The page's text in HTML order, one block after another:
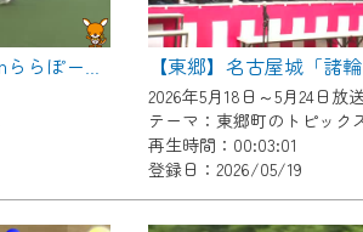
【東郷】ママカフェスタinららぽーと愛知東郷 【東郷】名古屋城「諸
2026年5月18日～5月24日放送
テーマ：東郷町のトピック
再生時間：00:03:01
登録日：2026/05/19
ジへのログインには、MyIDが必要
CCNet Web TVを含むCCNetの
使っているメールアドレスで設
などのフリーメールアドレス
へのログイン・MyIDの新規登録は
リをご利用中の方は引き続きご視